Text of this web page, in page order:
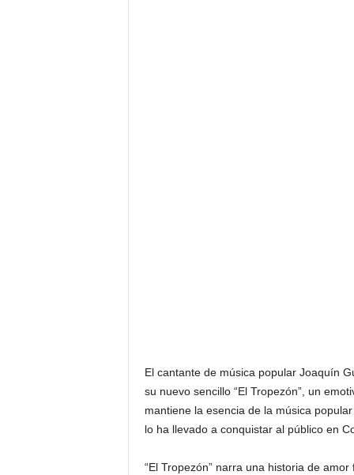
El cantante de música popular Joaquín
su nuevo sencillo “El Tropezón”, un
mantiene la esencia de la música
lo ha llevado a conquistar al público en
“El Tropezón” narra una historia de